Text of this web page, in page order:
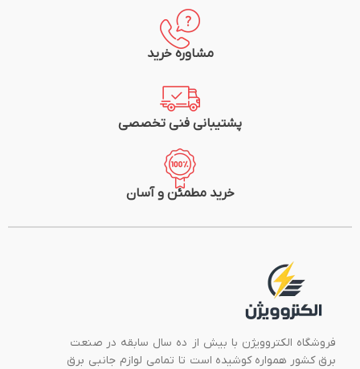
مشاوره خرید
پشتیبانی فنی تخصصی
خرید مطمئن و آسان
فروشگاه الکتروویژن با بیش از ده سال سابقه در صنعت
برق کشور همواره کوشیده است تا تمامی لوازم جانبی برق